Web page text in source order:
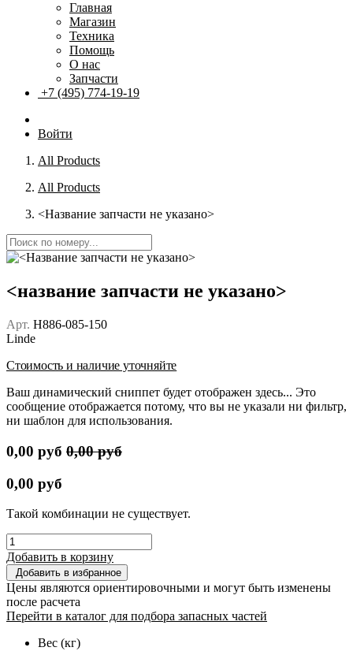
Главная
Магазин
Техника
Помощь
О нас
Запчасти
+7 (495) 774-19-19
Войти
All Products
All Products
<Название запчасти не указано>
<название запчасти не указано>
Арт. H886-085-150
Linde
Стоимость и наличие уточняйте
Ваш динамический сниппет будет отображен здесь... Это
сообщение отображается потому, что вы не указали ни фильтр,
ни шаблон для использования.
0,00 руб 0,00руб
0,00 руб
Такой комбинации не существует.
Добавить в корзину
Добавить в избранное
Цены являются ориентировочными и могут быть изменены
после расчета
Перейти в каталог для подбора запасных частей
Вес (кг)